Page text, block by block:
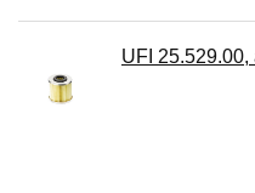
UFI 25.529.00,